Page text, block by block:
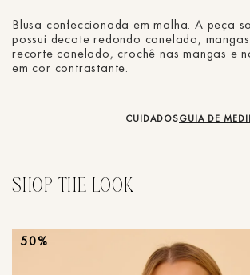
Blusa confeccionada em malha. A peça
possui decote redondo canelado,
recorte canelado, crochê nas mangas e
em cor contrastante.
CUIDADOSGUIA DE
50%